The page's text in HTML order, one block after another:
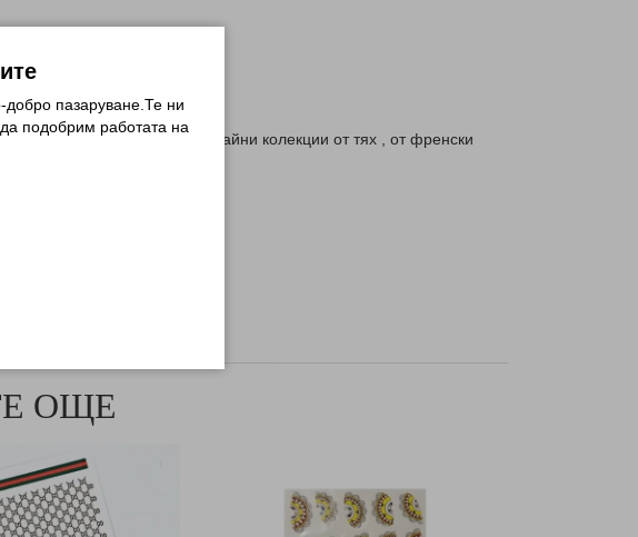
минути. Съществуват безкрайни колекции от тях , от френски
ОЩЕ
добро пазаруване.Те ни
подобрим работата на